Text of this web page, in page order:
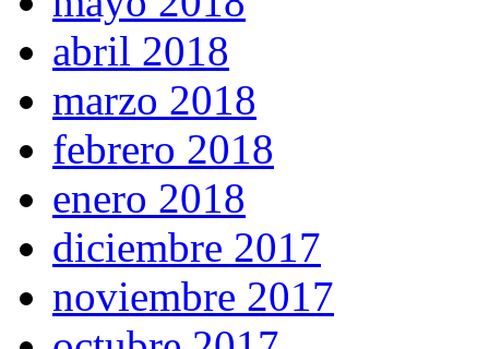
abril 2018
marzo 2018
febrero 2018
enero 2018
diciembre 2017
noviembre 2017